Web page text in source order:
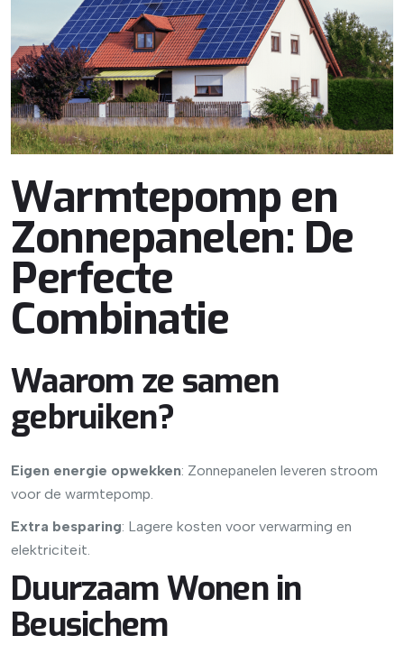
Warmtepomp en
Zonnepanelen: De
Perfecte
Combinatie
Waarom ze samen
gebruiken?
Eigen energie opwekken: Zonnepanelen leveren stroom
voor de warmtepomp.
Extra besparing: Lagere kosten voor verwarming en
elektriciteit.
Duurzaam Wonen in
Beusichem